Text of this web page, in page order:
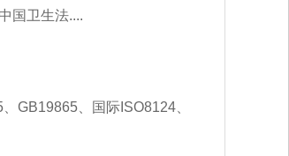
国卫生法....
GB19865、国际ISO8124、